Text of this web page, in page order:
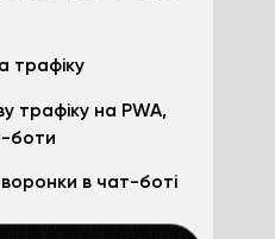
трафіку
трафіку на PWA,
боти
в чат-боті